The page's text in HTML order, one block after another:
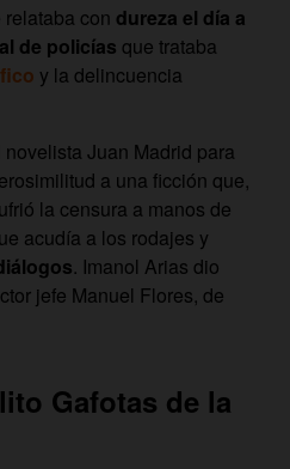
con dureza el día a
de policías que trataba
y la delincuencia
Juan Madrid para
a una ficción que,
la censura a manos de
acudía a los rodajes y
. Imanol Arias dio
jefe Manuel Flores, de
Gafotas de la